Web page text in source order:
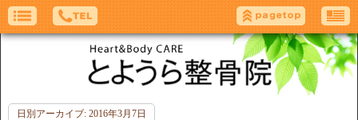
日別アーカイブ: 2016年3月7日